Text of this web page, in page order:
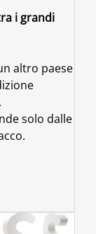
i grandi
altro paese
solo dalle